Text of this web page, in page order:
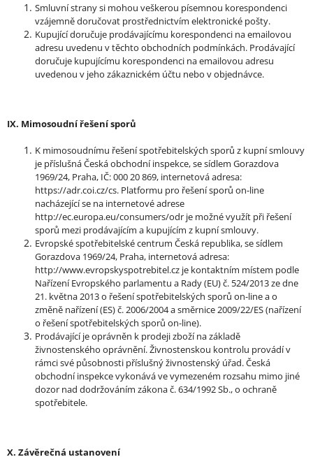
Smluvní strany si mohou veškerou písemnou korespondenci
vzájemně doručovat prostřednictvím elektronické pošty.
Kupující doručuje prodávajícímu korespondenci na emailovou
adresu uvedenu v těchto obchodních podmínkách. Prodávající
doručuje kupujícímu korespondenci na emailovou adresu
uvedenou v jeho zákaznickém účtu nebo v objednávce.
IX. Mimosoudní řešení sporů
K mimosoudnímu řešení spotřebitelských sporů z kupní smlouvy
je příslušná Česká obchodní inspekce, se sídlem Gorazdova
1969/24, Praha, IČ: 000 20 869, internetová adresa:
https://adr.coi.cz/cs. Platformu pro řešení sporů on-line
nacházející se na internetové adrese
http://ec.europa.eu/consumers/odr je možné využít při řešení
sporů mezi prodávajícím a kupujícím z kupní smlouvy.
Evropské spotřebitelské centrum Česká republika, se sídlem
Gorazdova 1969/24, Praha, internetová adresa:
http://www.evropskyspotrebitel.cz je kontaktním místem podle
Nařízení Evropského parlamentu a Rady (EU) č. 524/2013 ze dne
21. května 2013 o řešení spotřebitelských sporů on-line a o
změně nařízení (ES) č. 2006/2004 a směrnice 2009/22/ES (nařízení
o řešení spotřebitelských sporů on-line).
Prodávající je oprávněn k prodeji zboží na základě
živnostenského oprávnění. Živnostenskou kontrolu provádí v
rámci své působnosti příslušný živnostenský úřad. Česká
obchodní inspekce vykonává ve vymezeném rozsahu mimo jiné
dozor nad dodržováním zákona č. 634/1992 Sb., o ochraně
spotřebitele.
X. Závěrečná ustanovení